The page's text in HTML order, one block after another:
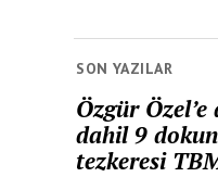
SON YAZILAR
Özgür
dahil 9
tezkeresi